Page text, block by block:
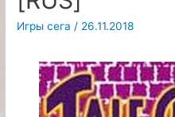
Игры сега / 26.11.2018